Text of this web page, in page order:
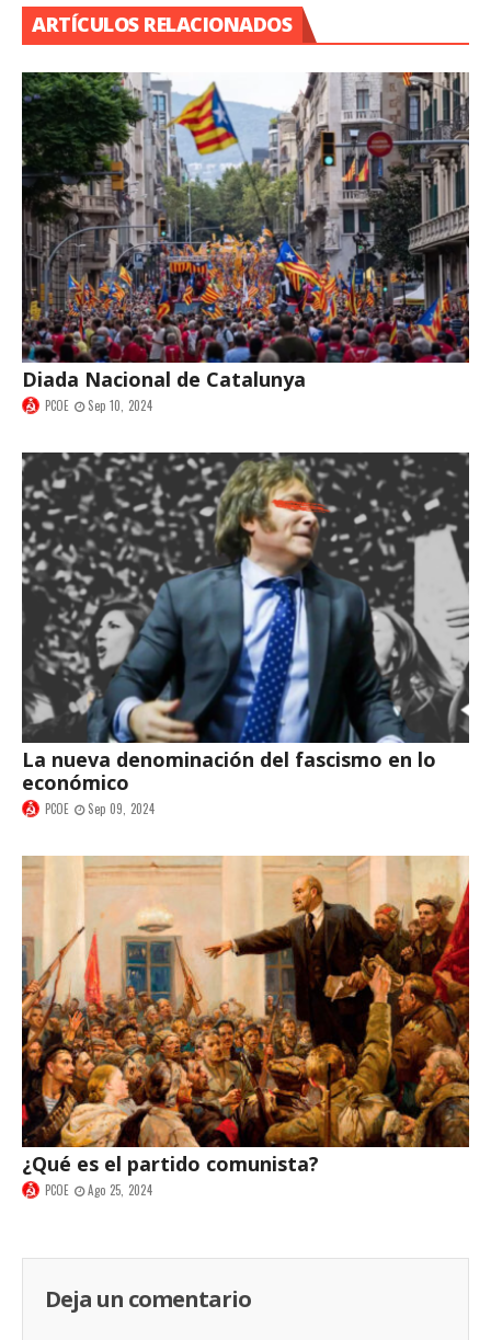
ARTÍCULOS RELACIONADOS
Diada Nacional de Catalunya
PCOE Sep 10, 2024
La nueva denominación del fascismo en lo
económico
PCOE Sep 09, 2024
¿Qué es el partido comunista?
PCOE Ago 25, 2024
Deja un comentario